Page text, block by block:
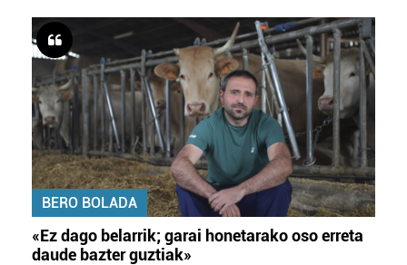
BERO BOLADA
«Ez dago belarrik; garai honetarako oso erreta
daude bazter guztiak»